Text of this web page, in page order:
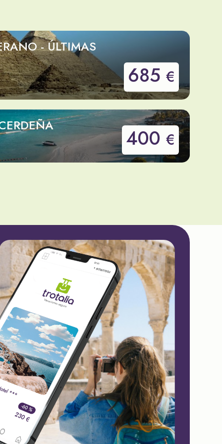
- ÚLTIMAS
685 €
400 €